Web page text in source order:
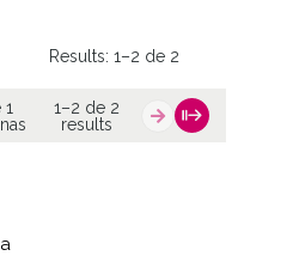
Results:1–2 de 2
1–2 de 2
results